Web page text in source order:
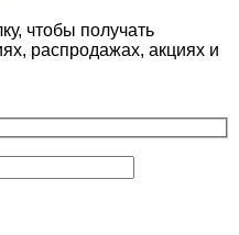
чтобы получать
распродажах, акциях и